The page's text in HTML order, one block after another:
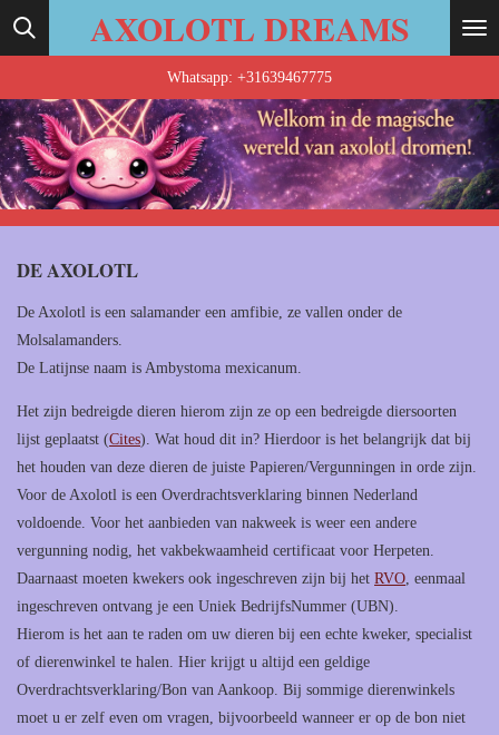
Ga
de
hoofdinhoud
AXOLOTL DREAMS
Whatsapp: +31639467775
DE AXOLOTL
De Axolotl is een salamander een amfibie, ze vallen onder de
Molsalamanders.
De Latijnse naam is Ambystoma mexicanum.
Het zijn bedreigde dieren hierom zijn ze op een bedreigde diersoorten
lijst geplaatst (Cites). Wat houd dit in? Hierdoor is het belangrijk dat bij
het houden van deze dieren de juiste Papieren/Vergunningen in orde zijn.
Voor de Axolotl is een Overdrachtsverklaring binnen Nederland
voldoende. Voor het aanbieden van nakweek is weer een andere
vergunning nodig, het vakbekwaamheid certificaat voor Herpeten.
Daarnaast moeten kwekers ook ingeschreven zijn bij het RVO , eenmaal
ingeschreven ontvang je een Uniek BedrijfsNummer (UBN).
Hierom is het aan te raden om uw dieren bij een echte kweker, specialist
of dierenwinkel te halen. Hier krijgt u altijd een geldige
Overdrachtsverklaring/Bon van Aankoop. Bij sommige dierenwinkels
moet u er zelf even om vragen, bijvoorbeeld wanneer er op de bon niet